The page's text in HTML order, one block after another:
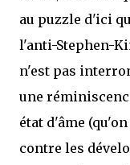
au puzzle d'ici
l'anti-Stephen-
n'est pas
une
état d'âme
contre les